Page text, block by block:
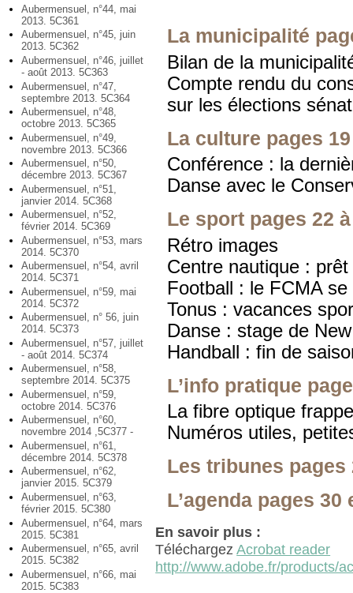
Aubermensuel, n°44, mai
2013. 5C361
Aubermensuel, n°45, juin
2013. 5C362
Aubermensuel, n°46, juillet
- août 2013. 5C363
Aubermensuel, n°47,
septembre 2013. 5C364
Aubermensuel, n°48,
octobre 2013. 5C365
Aubermensuel, n°49,
novembre 2013. 5C366
Aubermensuel, n°50,
décembre 2013. 5C367
Aubermensuel, n°51,
janvier 2014. 5C368
Aubermensuel, n°52,
février 2014. 5C369
Aubermensuel, n°53, mars
2014. 5C370
Aubermensuel, n°54, avril
2014. 5C371
Aubermensuel, n°59, mai
2014. 5C372
Aubermensuel, n° 56, juin
2014. 5C373
Aubermensuel, n°57, juillet
- août 2014. 5C374
Aubermensuel, n°58,
septembre 2014. 5C375
Aubermensuel, n°59,
octobre 2014. 5C376
Aubermensuel, n°60,
novembre 2014 ,5C377 -
Aubermensuel, n°61,
décembre 2014. 5C378
Aubermensuel, n°62,
janvier 2015. 5C379
Aubermensuel, n°63,
février 2015. 5C380
Aubermensuel, n°64, mars
2015. 5C381
Aubermensuel, n°65, avril
2015. 5C382
Aubermensuel, n°66, mai
2015. 5C383
La municipalité
Bilan de la
Compte rendu du
sur les élections
La culture pages
Conférence : la
Danse avec le
Le sport pages 22
Rétro images
Centre nautique : prêt
Football : le FCMA
Tonus : vacances
Danse : stage de
Handball : fin de
L’info pratique
La fibre optique
Numéros utiles,
Les tribunes pages
L’agenda pages 30
En savoir plus :
TéléchargezAcrobat reader
http://www.adobe.fr/products/